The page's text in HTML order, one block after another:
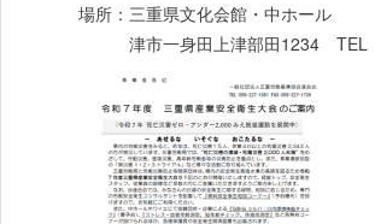
場所：三重県文化会館・中ホール
津市一身田上津部田1234 TEL